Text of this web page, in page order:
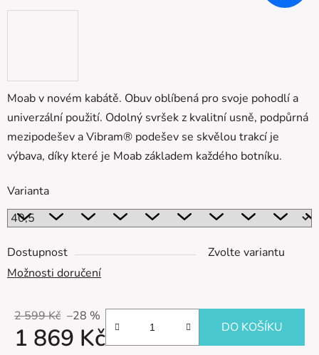
Moab v novém kabátě. Obuv oblíbená pro svoje pohodlí a
univerzální použití. Odolný svršek z kvalitní usně, podpůrná
mezipodešev a Vibram® podešev se skvělou trakcí je
výbava, díky které je Moab základem každého botníku.
Varianta
Dostupnost
Zvolte variantu
Možnosti doručení
2 599 Kč –28 %
1 869 Kč DO KOŠÍKU